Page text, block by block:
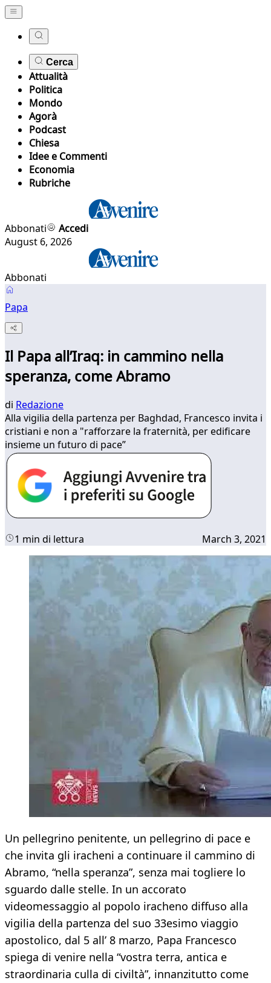
Cerca
Attualità
Politica
Mondo
Agorà
Podcast
Chiesa
Idee e Commenti
Economia
Rubriche
Abbonati
Accedi
August 6, 2026
Abbonati
Papa
Il Papa all’Iraq: in cammino nella
speranza, come Abramo
di Redazione
Alla vigilia della partenza per Baghdad, Francesco invita i
cristiani e non a "rafforzare la fraternità, per edificare
insieme un futuro di pace”
1 min di lettura March 3, 2021
Un pellegrino penitente, un pellegrino di pace e
che invita gli iracheni a continuare il cammino di
Abramo, “nella speranza”, senza mai togliere lo
sguardo dalle stelle. In un accorato
videomessaggio al popolo iracheno diffuso alla
vigilia della partenza del suo 33esimo viaggio
apostolico, dal 5 all’ 8 marzo, Papa Francesco
spiega di venire nella “vostra terra, antica e
straordinaria culla di civiltà”, innanzitutto come